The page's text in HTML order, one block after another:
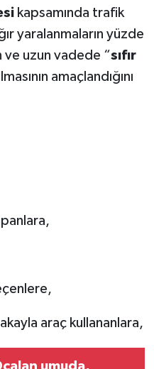
kapsamında trafik
yaralanmaların yüzde
ve uzun vadede “sıfır
amaçlandığını
araç kullananlara,